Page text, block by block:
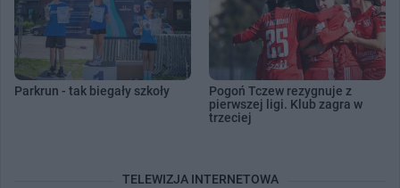
Parkrun - tak biegały szkoły
Pogoń Tczew rezygnuje z
pierwszej ligi. Klub zagra w
trzeciej
TELEWIZJA INTERNETOWA